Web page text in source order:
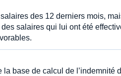
des 12 derniers mois,
salaires qui lui ont été
base de calcul de l’indemnité